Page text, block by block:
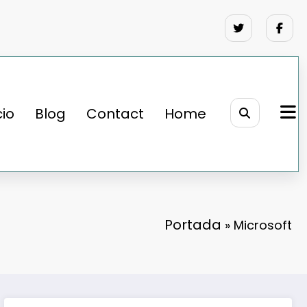
Blog Contact Home
Portada » Microsoft